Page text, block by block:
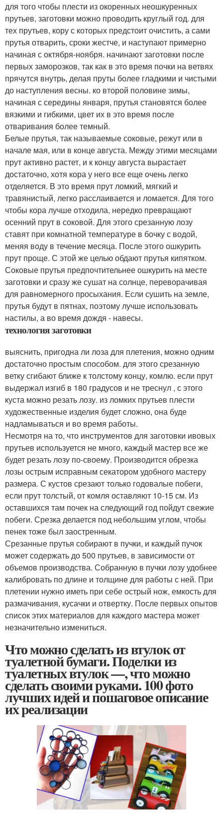
для того чтобы плести из окоренных неошкуренных
прутьев, заготовки можно проводить круглый год. для
тех прутьев, кору с которых предстоит очистить, а сами
прутья отварить, сроки жестче, и наступают примерно
начиная с октября-ноября. начинают заготовки после
первых заморозков, так как в это время почки на ветвях
прячутся внутрь, делая пруты более гладкими и чистыми
до наступления весны. ко второй половине зимы,
начиная с середины января, прутья становятся более
вязкими и гибкими, цвет их в это время после
отваривания более темный.
Белые прутья, так называемые соковые, режут или в
начале мая, или в конце августа. Между этими месяцами
прут активно растет, и к концу августа вырастает
достаточно, хотя кора у него все еще очень легко
отделяется. В это время прут ломкий, мягкий и
травянистый, легко расслаивается и ломается. Для того
чтобы кора лучше отходила, нередко превращают
осенний прут в соковой. Для этого срезанную лозу
ставят при комнатной температуре в бочку с водой,
меняя воду в течение месяца. После этого ошкурить
прут проще. С этой же целью обдают прутья кипятком.
Соковые прутья предпочтительнее ошкурить на месте
заготовки и сразу же сушат на солнце, переворачивая
для равномерного просыхания. Если сушить на земле,
прутья будут в пятнах, поэтому лучше использовать
настилы, а во время дождя - навесы.
технология заготовки
выяснить, пригодна ли лоза для плетения, можно одним
достаточно простым способом. для этого срезанную
ветку сгибают ближе к толстому концу, комлю. если прут
выдержал изгиб в 180 градусов и не треснул , с этого
куста можно резать лозу. из ломких прутьев плести
художественные изделия будет сложно, она буде
надламываться и во время работы.
Несмотря на то, что инструментов для заготовки ивовых
прутьев используется не много, каждый мастер все же
будет резать лозу по-своему. Производится обрезка
лозы острым исправным секатором удобного мастеру
размера. С кустов срезают только годовалые побеги,
если прут толстый, от комля оставляют 10-15 см. Из
оставшихся там почек на следующий год пойдут свежие
побеги. Срезка делается под небольшим углом, чтобы
пенек тоже был заостренным.
Срезанные прутья собирают в пучки, и каждый пучок
может содержать до 500 прутьев, в зависимости от
объемов производства. Собранную в пучки лозу удобнее
калибровать по длине и толщине для работы с ней. При
плетении нужно иметь при себе острый нож, емкость для
размачивания, кусачки и отвертку. После первых опытов
список этих материалов для каждого мастера может
незначительно измениться.
Что можно сделать из втулок от
туалетной бумаги. Поделки из
туалетных втулок —, что можно
сделать своими руками. 100 фото
лучших идей и пошаговое описание
их реализации